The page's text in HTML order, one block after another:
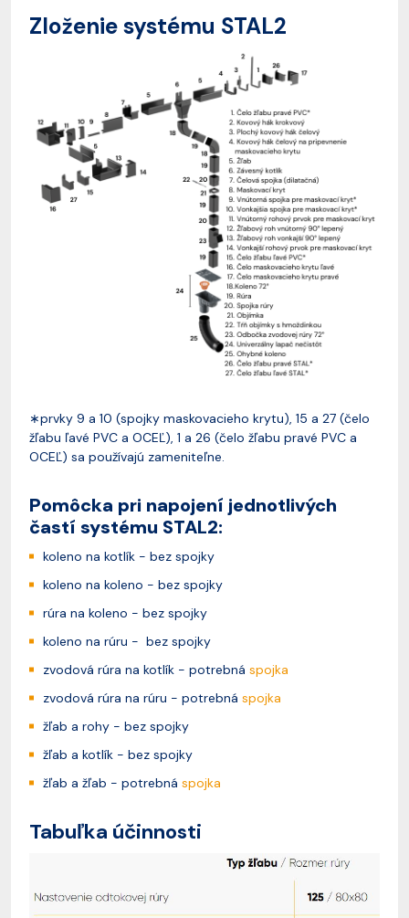
Zloženie systému STAL2
∗prvky 9 a 10 (spojky maskovacieho krytu), 15 a 27 (čelo
žľabu ľavé PVC a OCEĽ), 1 a 26 (čelo žľabu pravé PVC a
OCEĽ) sa používajú zameniteľne.
Pomôcka pri napojení jednotlivých
častí systému STAL2:
koleno na kotlík - bez spojky
koleno na koleno - bez spojky
rúra na koleno - bez spojky
koleno na rúru - bez spojky
zvodová rúra na kotlík - potrebná spojka
zvodová rúra na rúru - potrebná spojka
žľab a rohy - bez spojky
žľab a kotlík - bez spojky
žľab a žľab - potrebná spojka
Tabuľka účinnosti